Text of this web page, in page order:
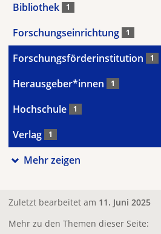
Bibliothek 1
Forschungseinrichtung 1
Forschungsförderinstitution 1
Herausgeber*innen 1
Hochschule 1
Verlag 1
Mehr zeigen
Zuletzt bearbeitet am 11. Juni 2025
Mehr zu den Themen dieser Seite: